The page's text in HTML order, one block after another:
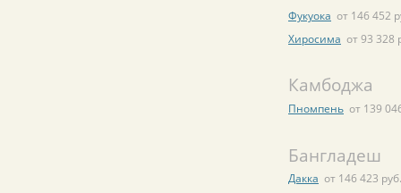
Фукуока от 146 452
Хиросима от 93 328
Камбоджа
Пномпень от 139
Бангладеш
Дакка от 146 423 руб.